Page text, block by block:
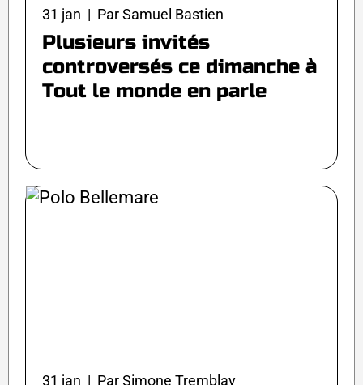
31 jan | Par Samuel Bastien
Plusieurs invités
controversés ce dimanche à
Tout le monde en parle
31 jan | Par Simone Tremblay